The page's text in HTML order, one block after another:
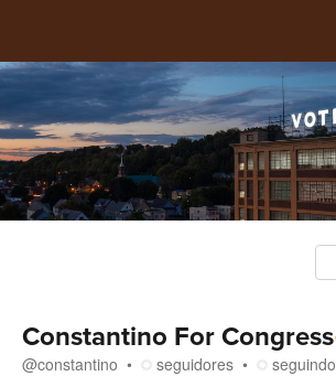
Constantino For Congress
@constantino seguidores seguindo